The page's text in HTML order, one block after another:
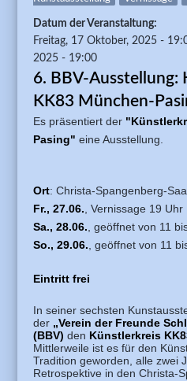
Datum der Veranstaltung:
Freitag, 17 Oktober, 2025 -
2025 - 19:00
6. BBV-Ausstellung:
KK83 München-
Es präsentiert der
Pasing" eine Ausstellung.
Ort: Christa-Spangenberg-
Fr., 27.06. , Vernissage 19 Uhr
Sa., 28.06. , geöffnet von 11
So., 29.06. , geöffnet von 11
Eintritt frei
In seiner sechsten
der „Verein der Freunde
(BBV) den Künstlerkreis
Mittlerweile ist es für den
Tradition geworden, alle zwei
Retrospektive in den Christa-